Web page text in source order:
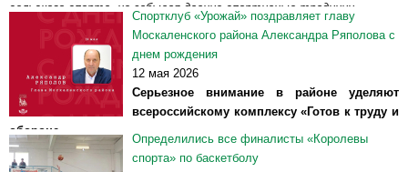
сельского спорта, не забывая давние спортивные традиции.
Сегодня главе Одесского района Евгению Журавлёву исполняется
47 лет. С праздником руководителя... Читать далее >>
Спортклуб «Урожай» поздравляет главу
Москаленского района Александра Ряполова с
днем рождения
12 мая 2026
Серьезное внимание в районе уделяют
всероссийскому комплексу «Готов к труду и
обороне».
Сегодня – 12 мая – главе Москаленского района Александру
Ряполову исполняется 61 год. С праздником руководителя
Определились все финалисты «Королевы
спорта» по баскетболу